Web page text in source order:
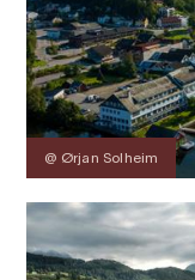
@ Ørjan Solheim